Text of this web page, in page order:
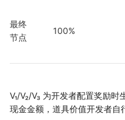
最终
节点
100%
V₁/V₂/V₃ 为开发者配置奖励
现金金额，道具价值开发者自